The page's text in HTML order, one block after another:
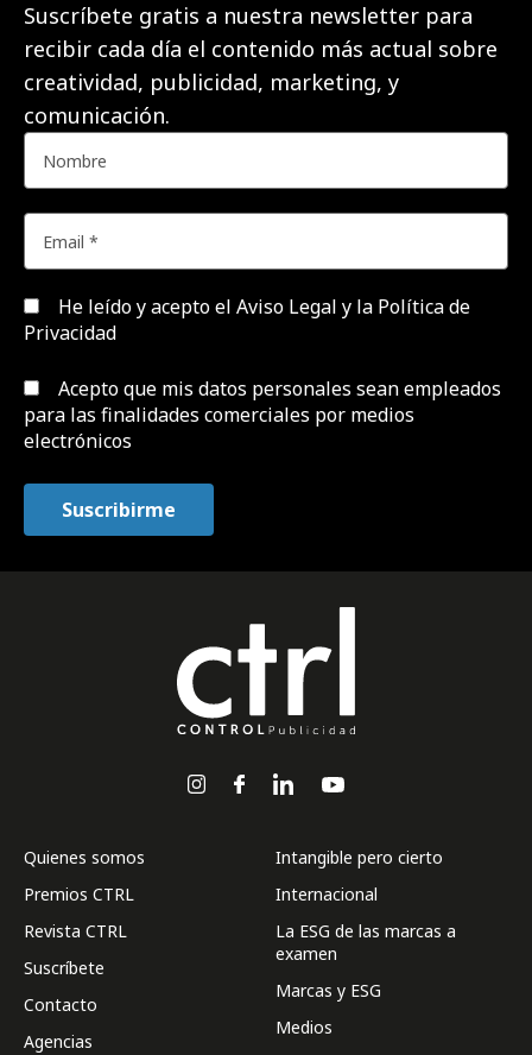
Suscríbete gratis a nuestra newsletter para
recibir cada día el contenido más actual sobre
creatividad, publicidad, marketing, y
comunicación.
He leído y acepto el Aviso Legal y la Política de
Privacidad
Acepto que mis datos personales sean empleados
para las finalidades comerciales por medios
electrónicos
Quienes somos
Premios CTRL
Revista CTRL
Suscríbete
Contacto
Agencias
Intangible pero cierto
Internacional
La ESG de las marcas a
examen
Marcas y ESG
Medios